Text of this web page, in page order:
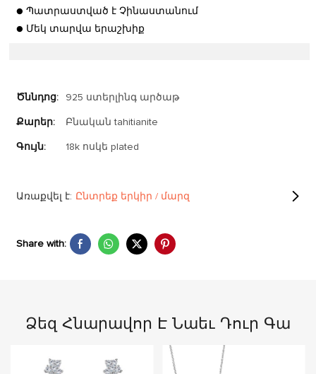
● Պատրաստված է Չինաստանում
● Մեկ տարվա երաշխիք
Ծննդոց: 925 ստերլինգ արծաթ
Քարեր: Բնական tahitianite
Գույն: 18k ոսկե plated
Առաքվել է: Ընտրեք երկիր / մարզ
Share with:
Ձեզ Հնարավոր Է Նաեւ Դուր Գա